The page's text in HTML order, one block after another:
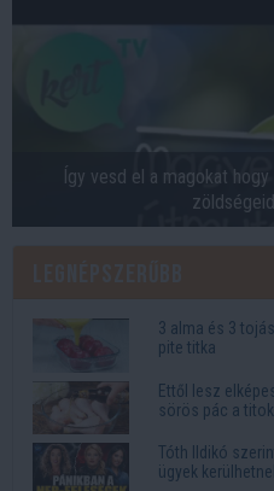
Így vesd el a magokat
3 alma és 3
pite titka
Ettől lesz
sörös pác a titok
Tóth Ildikó
ügyek